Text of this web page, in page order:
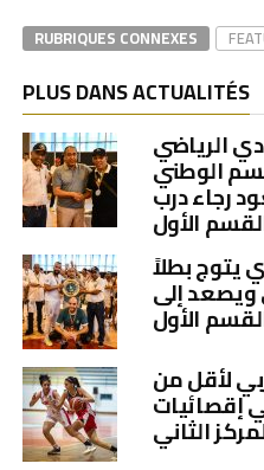
RUBRIQUES CONNEXES
PLUS DANS ACTUALITÉS
الرياضي
الوطني
رجاء درب
الأول
يتوج بطلاً
ويصعد إلى
الأول
لأقل من
إقصائيات
الثاني